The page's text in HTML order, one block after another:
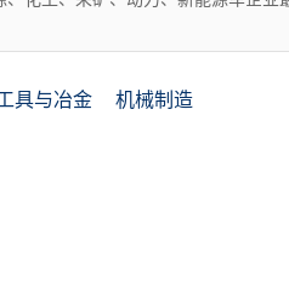
具与冶金 机械制造